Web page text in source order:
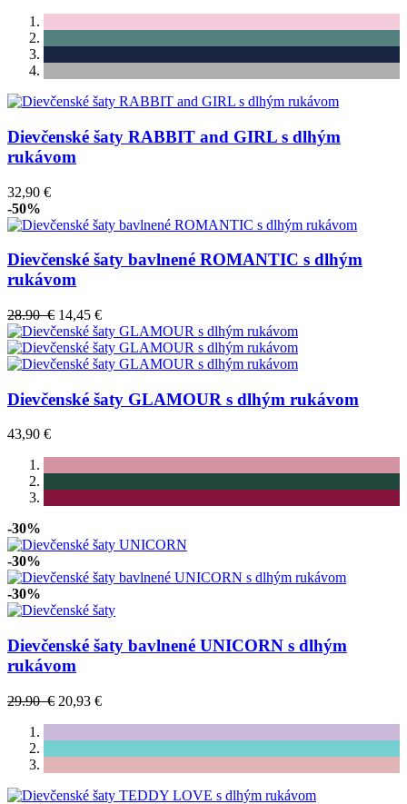
Dievčenské šaty RABBIT and GIRL s dlhým
rukávom
32,90 €
-50%
Dievčenské šaty bavlnené ROMANTIC s dlhým
rukávom
28.90 € 14,45 €
Dievčenské šaty GLAMOUR s dlhým rukávom
43,90 €
-30%
-30%
-30%
Dievčenské šaty bavlnené UNICORN s dlhým
rukávom
29.90 € 20,93 €